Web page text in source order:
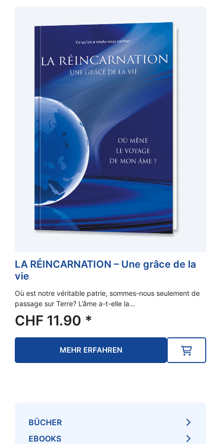
LA RÉINCARNATION – Une grâce de la
vie
Où est notre véritable patrie, sommes-nous seulement de
passage sur Terre? L’âme a-t-elle la…
CHF 11.90 *
MEHR ERFAHREN
BÜCHER
EBOOKS